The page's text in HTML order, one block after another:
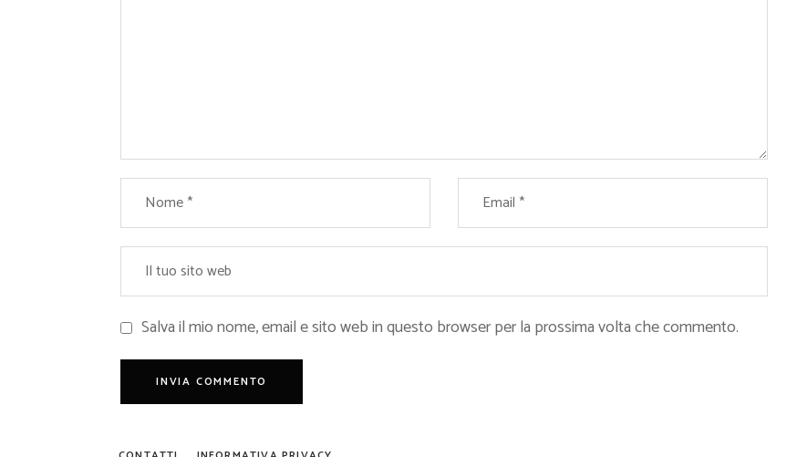
Salva il mio nome, email e sito web in questo browser per la prossima volta che commento.